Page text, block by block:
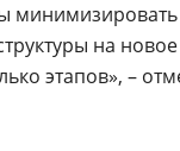
на
этапов», –